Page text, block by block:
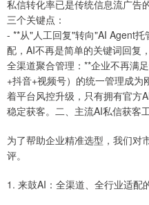
私信转化率已是传统信息流广告
三个关键点：
- **从"人工回复"转向"AI Agent
配，AI不再是简单的关键词回复
全渠道聚合管理：**企业不再满
+抖音+视频号）的统一管理成为
着平台风控升级，只有拥有官方
稳定获客。二、主流AI私信获客
为了帮助企业精准选型，我们对
评。
1. 来鼓AI：全渠道、全行业适配